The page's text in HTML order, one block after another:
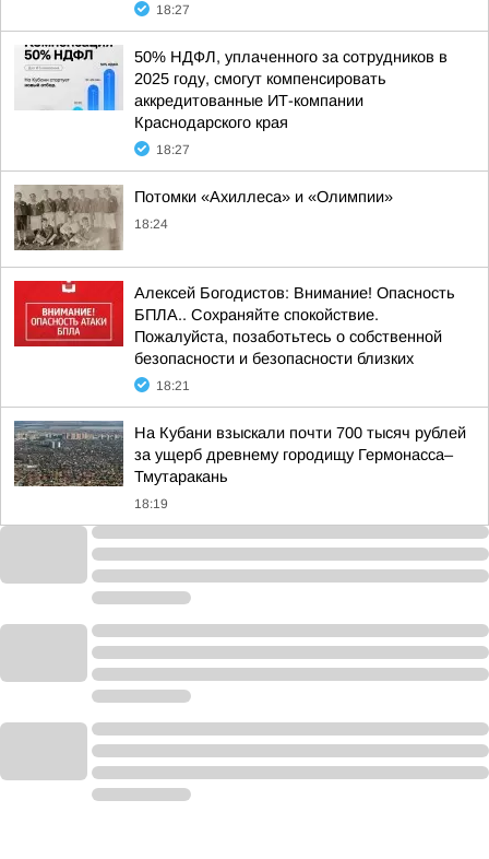
18:27
50% НДФЛ, уплаченного за сотрудников в
2025 году, смогут компенсировать
аккредитованные ИТ-компании
Краснодарского края
18:27
Потомки «Ахиллеса» и «Олимпии»
18:24
Алексей Богодистов: Внимание! Опасность
БПЛА.. Сохраняйте спокойствие.
Пожалуйста, позаботьтесь о собственной
безопасности и безопасности близких
18:21
На Кубани взыскали почти 700 тысяч рублей
за ущерб древнему городищу Гермонасса–
Тмутаракань
18:19